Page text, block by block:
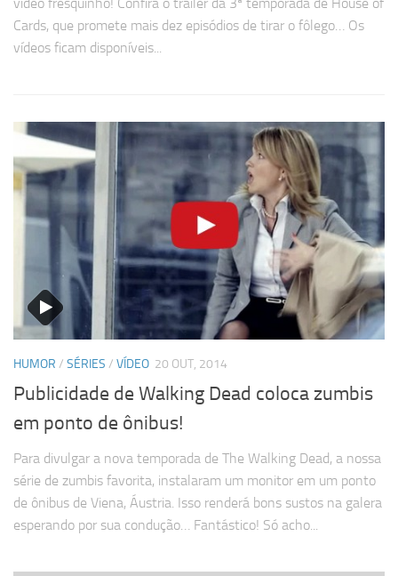
Cards, que promete mais dez episódios de tirar o fôlego… Os
vídeos ficam disponíveis...
HUMOR / SÉRIES / VÍDEO 20 OUT, 2014
Publicidade de Walking Dead coloca zumbis
em ponto de ônibus!
Para divulgar a nova temporada de The Walking Dead, a nossa
série de zumbis favorita, instalaram um monitor em um ponto
de ônibus de Viena, Áustria. Isso renderá bons sustos na galera
esperando por sua condução… Fantástico! Só acho...